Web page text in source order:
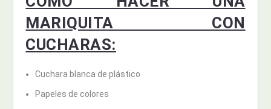
MARIQUITA CON
CUCHARAS:
Cuchara blanca de plástico
Papeles de colores